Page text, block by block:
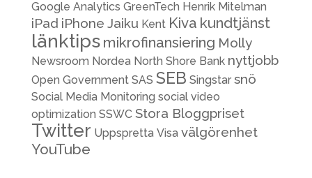
Google Analytics GreenTech Henrik Mitelman
iPad iPhone Jaiku Kent Kiva kundtjänst
länktips mikrofinansiering Molly
Newsroom Nordea North Shore Bank nyttjobb
Open Government SAS SEB Singstar snö
Social Media Monitoring social video
optimization SSWC Stora Bloggpriset
Twitter Uppspretta Visa välgörenhet
YouTube